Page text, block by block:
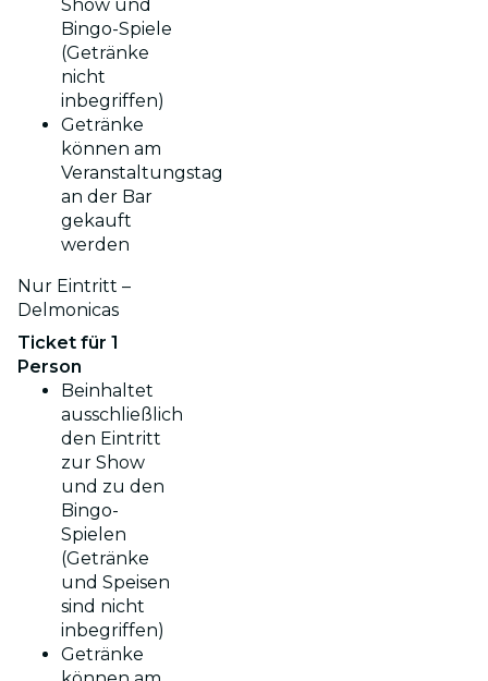
Show und
Bingo-Spiele
(Getränke
nicht
inbegriffen)
Getränke
können am
Veranstaltungstag
an der Bar
gekauft
werden
Nur Eintritt –
Delmonicas
Ticket für 1
Person
Beinhaltet
ausschließlich
den Eintritt
zur Show
und zu den
Bingo-
Spielen
(Getränke
und Speisen
sind nicht
inbegriffen)
Getränke